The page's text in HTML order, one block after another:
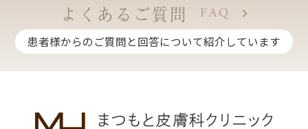
よくあるご質問
FAQ
患者様からのご質問と回答について紹介しています